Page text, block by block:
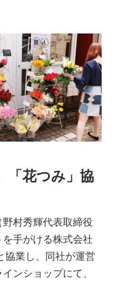
「花つみ」協
村秀輝代表取締役
手がける株式会社
協業し、同社が運営
ンショップにて、